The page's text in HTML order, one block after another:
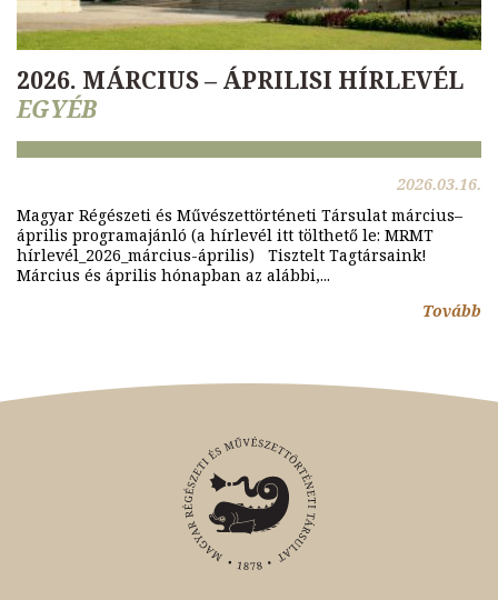
2026. MÁRCIUS – ÁPRILISI HÍRLEVÉL
EGYÉB
2026.03.16.
Magyar Régészeti és Művészettörténeti Társulat március–
április programajánló (a hírlevél itt tölthető le: MRMT
hírlevél_2026_március-április) Tisztelt Tagtársaink!
Március és április hónapban az alábbi,...
Tovább